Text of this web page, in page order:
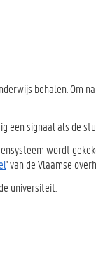
behalen. Om
een signaal als de
wordt
' van de Vlaamse
universiteit.